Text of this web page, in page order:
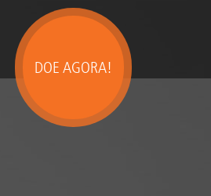
DOE AGORA!